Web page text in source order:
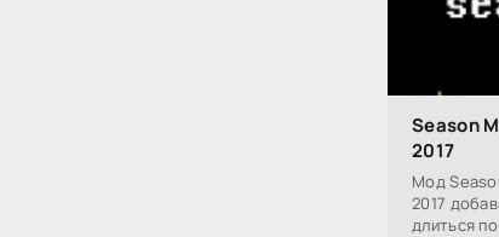
Season
2017
Мод
2017
длиться